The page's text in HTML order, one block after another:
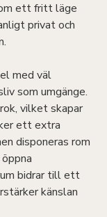
ett fritt läge
privat och
med väl
som umgänge.
vilket skapar
ett extra
disponeras rom
bidrar till ett
känslan